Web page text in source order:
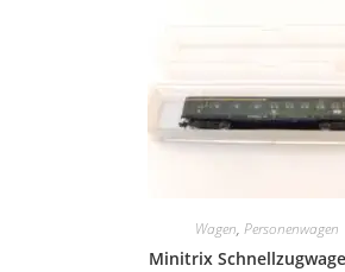
Wagen, Personenwagen
Minitrix